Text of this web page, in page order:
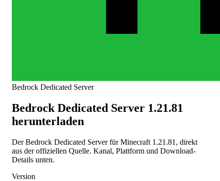
Bedrock Dedicated Server
Bedrock Dedicated Server 1.21.81
herunterladen
Der Bedrock Dedicated Server für Minecraft 1.21.81, direkt
aus der offiziellen Quelle. Kanal, Plattform und Download-
Details unten.
Version